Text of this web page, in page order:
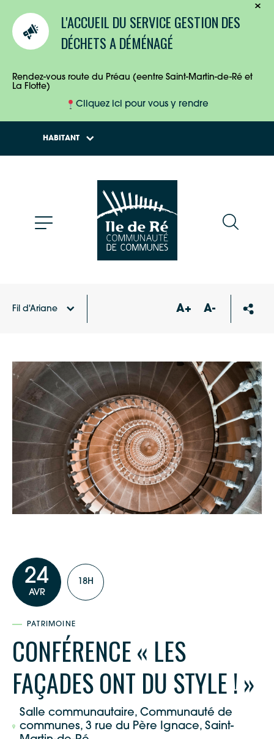
L'ACCUEIL DU SERVICE GESTION DES
DÉCHETS A DÉMÉNAGÉ
Rendez-vous route du Préau (eentre Saint-Martin-de-Ré et
La Flotte)
Cliquez ici pour vous y rendre
HABITANT
ENTREPRISES
Fil d'Ariane A+ A-
24
AVR
18H
PATRIMOINE
CONFÉRENCE « LES
FAÇADES ONT DU STYLE ! »
Salle communautaire, Communauté de
communes, 3 rue du Père Ignace, Saint-